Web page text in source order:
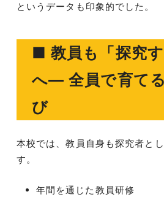
というデータも印象的でした。
■ 教員も「探究す
へ― 全員で育て
び
本校では、教員自身も探究者と
す。
年間を通じた教員研修